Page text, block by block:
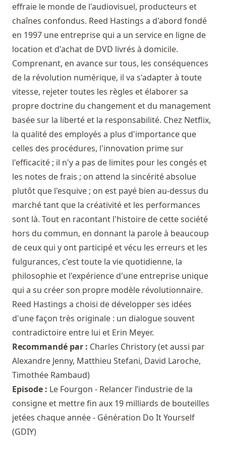
effraie le monde de l'audiovisuel, producteurs et
chaînes confondus. Reed Hastings a d'abord fondé
en 1997 une entreprise qui a un service en ligne de
location et d'achat de DVD livrés à domicile.
Comprenant, en avance sur tous, les conséquences
de la révolution numérique, il va s'adapter à toute
vitesse, rejeter toutes les règles et élaborer sa
propre doctrine du changement et du management
basée sur la liberté et la responsabilité. Chez Netflix,
la qualité des employés a plus d'importance que
celles des procédures, l'innovation prime sur
l'efficacité ; il n'y a pas de limites pour les congés et
les notes de frais ; on attend la sincérité absolue
plutôt que l'esquive ; on est payé bien au-dessus du
marché tant que la créativité et les performances
sont là. Tout en racontant l'histoire de cette société
hors du commun, en donnant la parole à beaucoup
de ceux qui y ont participé et vécu les erreurs et les
fulgurances, c'est toute la vie quotidienne, la
philosophie et l'expérience d'une entreprise unique
qui a su créer son propre modèle révolutionnaire.
Reed Hastings a choisi de développer ses idées
d'une façon très originale : un dialogue souvent
contradictoire entre lui et Erin Meyer.
Recommandé par : Charles Christory(et aussi par
Alexandre Jenny, Matthieu Stefani, David Laroche,
Timothée Rambaud)
Episode : Le Fourgon - Relancer l’industrie de la
consigne et mettre fin aux 19 milliards de bouteilles
jetées chaque année - Génération Do It Yourself
(GDIY)